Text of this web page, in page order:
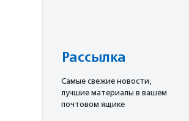
Рассылка
Cамые свежие новости,
лучшие материалы в вашем
почтовом ящике